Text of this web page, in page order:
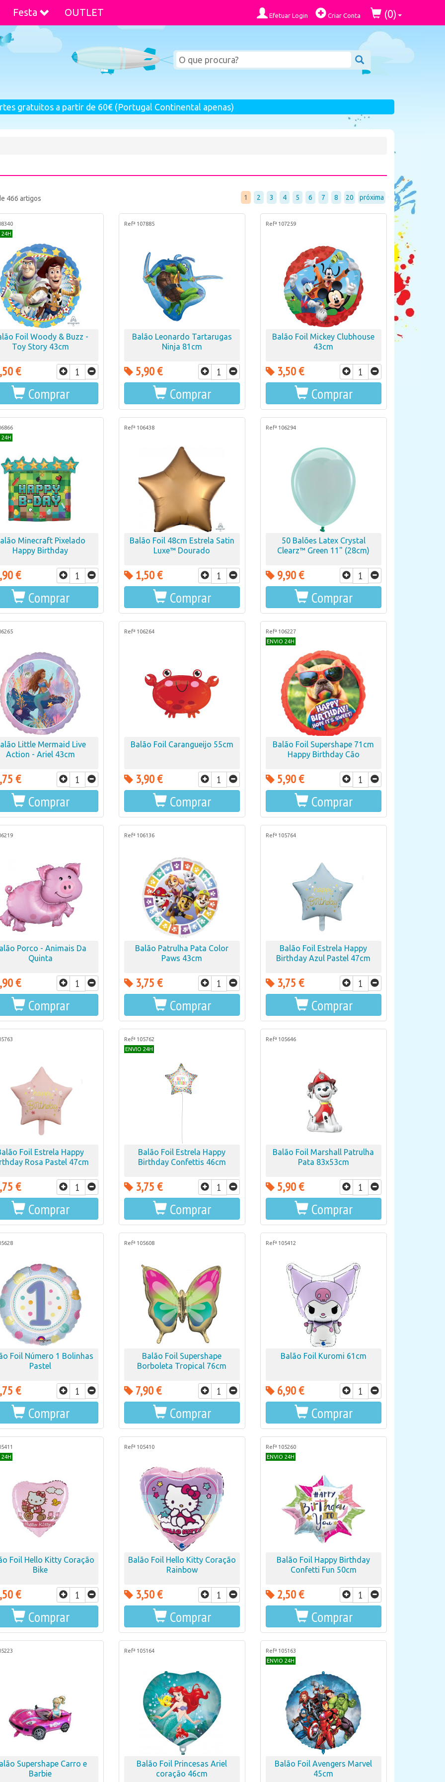
Festa OUTLET Efetuar Login Criar Conta (0)
gratuitos a partir de 60€ (Portugal Continental apenas)
466 artigos 1 2 3 4 5 6 7 8 20 próxima
24H
Foil Woody & Buzz -
Toy Story 43cm
€
Comprar
Refª 107885
Balão Leonardo Tartarugas
Ninja 81cm
5,90 €
Comprar
Refª 107259
Balão Foil Mickey Clubhouse
43cm
3,50 €
Comprar
24H
Minecraft Pixelado
Happy Birthday
€
Comprar
Refª 106438
Balão Foil 48cm Estrela Satin
Luxe™ Dourado
1,50 €
Comprar
Refª 106294
50 Balões Latex Crystal
Clearz™ Green 11" (28cm)
9,90 €
Comprar
Little Mermaid Live
Action - Ariel 43cm
€
Comprar
Refª 106264
Balão Foil Carangueijo 55cm
3,90 €
Comprar
Refª 106227
ENVIO 24H
Balão Foil Supershape 71cm
Happy Birthday Cão
5,90 €
Comprar
Porco - Animais Da
Quinta
€
Comprar
Refª 106136
Balão Patrulha Pata Color
Paws 43cm
3,75 €
Comprar
Refª 105764
Balão Foil Estrela Happy
Birthday Azul Pastel 47cm
3,75 €
Comprar
Foil Estrela Happy
Rosa Pastel 47cm
€
Comprar
Refª 105762
ENVIO 24H
Balão Foil Estrela Happy
Birthday Confettis 46cm
3,75 €
Comprar
Refª 105646
Balão Foil Marshall Patrulha
Pata 83x53cm
5,90 €
Comprar
Foil Número 1 Bolinhas
Pastel
€
Comprar
Refª 105608
Balão Foil Supershape
Borboleta Tropical 76cm
7,90 €
Comprar
Refª 105412
Balão Foil Kuromi 61cm
6,90 €
Comprar
24H
Foil Hello Kitty Coração
Bike
€
Comprar
Refª 105410
Balão Foil Hello Kitty Coração
Rainbow
3,50 €
Comprar
Refª 105260
ENVIO 24H
Balão Foil Happy Birthday
Confetti Fun 50cm
2,50 €
Comprar
Supershape Carro e
Barbie
Refª 105164
Balão Foil Princesas Ariel
coração 46cm
Refª 105163
ENVIO 24H
Balão Foil Avengers Marvel
45cm